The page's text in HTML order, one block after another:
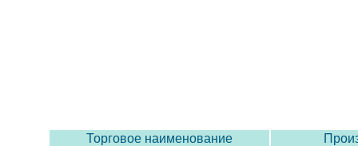
Торговое наименование